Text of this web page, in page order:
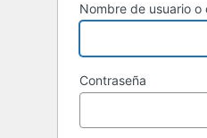
Nombre de usuario
Contraseña